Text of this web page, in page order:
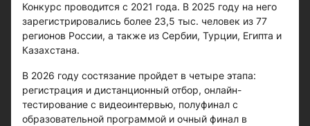
Конкурс проводится с 2021 года. В 2025 году на него
зарегистрировались более 23,5 тыс. человек из 77
регионов России, а также из Сербии, Турции, Египта и
Казахстана.
В 2026 году состязание пройдет в четыре этапа:
регистрация и дистанционный отбор, онлайн-
тестирование с видеоинтервью, полуфинал с
образовательной программой и очный финал в